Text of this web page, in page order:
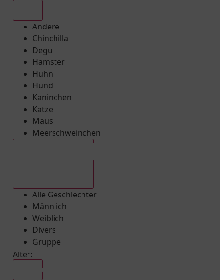
Andere
Chinchilla
Degu
Hamster
Huhn
Hund
Kaninchen
Katze
Maus
Meerschweinchen
Alle Geschlechter
Männlich
Weiblich
Divers
Gruppe
Alter: